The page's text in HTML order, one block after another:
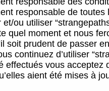
responsable de
et/ou utiliser
quel moment et nous
soit prudent de passer
continuez d’utiliser
effectués vous acceptez
aient été mises à